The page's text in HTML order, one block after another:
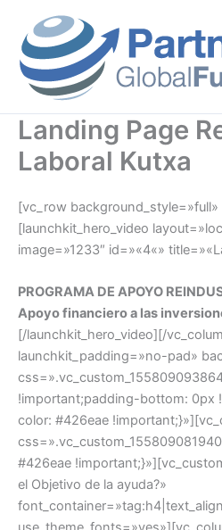
contenido
Landing Page
Laboral Kutxa
[vc_row
[launchkit_hero_video
image=»1233″ id=»«4«»
PROGRAMA DE APOYO
Apoyo financiero a las
[/launchkit_hero_video][/
launchkit_padding=»no-pad»
!important;padding-bottom: 0px
color: #426eae
#426eae
el Objetivo de la ayuda?»